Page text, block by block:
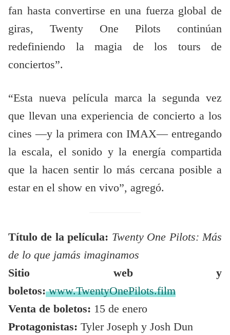
fan hasta convertirse en una fuerza global de
giras, Twenty One Pilots continúan
redefiniendo la magia de los tours de
conciertos”.
“Esta nueva película marca la segunda vez
que llevan una experiencia de concierto a los
cines —y la primera con IMAX— entregando
la escala, el sonido y la energía compartida
que la hacen sentir lo más cercana posible a
estar en el show en vivo”, agregó.
Título de la película: Twenty One Pilots: Más
de lo que jamás imaginamos
Sitio web y
boletos:www.TwentyOnePilots.film
Venta de boletos: 15 de enero
Protagonistas: Tyler Joseph y Josh Dun